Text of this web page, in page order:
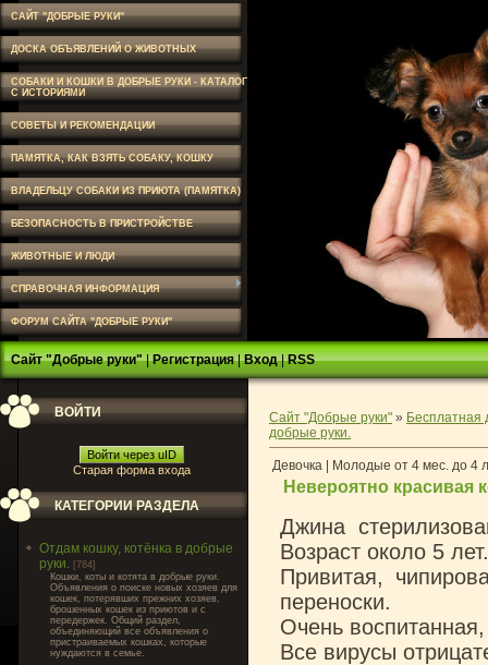
САЙТ "ДОБРЫЕ РУКИ"
ДОСКА ОБЪЯВЛЕНИЙ О ЖИВОТНЫХ
СОБАКИ И КОШКИ В ДОБРЫЕ РУКИ - КАТАЛОГ
С ИСТОРИЯМИ
СОВЕТЫ И РЕКОМЕНДАЦИИ
ПАМЯТКА, КАК ВЗЯТЬ СОБАКУ, КОШКУ
ВЛАДЕЛЬЦУ СОБАКИ ИЗ ПРИЮТА (ПАМЯТКА)
БЕЗОПАСНОСТЬ В ПРИСТРОЙСТВЕ
ЖИВОТНЫЕ И ЛЮДИ
СПРАВОЧНАЯ ИНФОРМАЦИЯ
ФОРУМ САЙТА "ДОБРЫЕ РУКИ"
Сайт "Добрые руки"|Регистрация|Вход|RSS
ВОЙТИ
Войти через uID
Старая форма входа
КАТЕГОРИИ РАЗДЕЛА
Отдам кошку, котёнка в добрые
руки. [784]
Кошки, коты и котята в добрые руки.
Объявления о поиске новых хозяев для
кошек, потерявших прежних хозяев,
брошенных кошек из приютов и с
передержек. Общий раздел,
объединяющий все объявления о
пристраиваемых кошках, которые
нуждаются в семье.
Сайт "Добрые руки" » Бесплатная
добрые руки.
Девочка | Молодые от 4 мес. до 4
Невероятно красивая
Джина
Возраст около 5 лет.
Привитая,
переноски.
️Очень
Все вирусы